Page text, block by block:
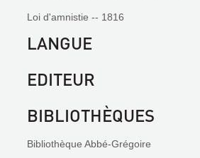
Loi d'amnistie -- 1816
LANGUE
EDITEUR
BIBLIOTHÈQUES
Bibliothèque Abbé-Grégoire